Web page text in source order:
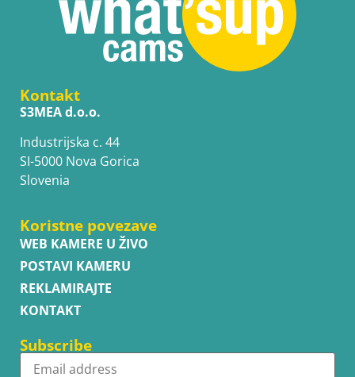
Kontakt
S3MEA d.o.o.
Industrijska c. 44
SI-5000 Nova Gorica
Slovenia
Koristne povezave
WEB KAMERE U ŽIVO
POSTAVI KAMERU
REKLAMIRAJTE
KONTAKT
Subscribe